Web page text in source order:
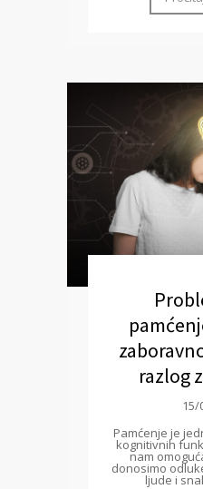
razlog
15/
Pamćenje je
kognitivnih
nam
donosimo
ljude i